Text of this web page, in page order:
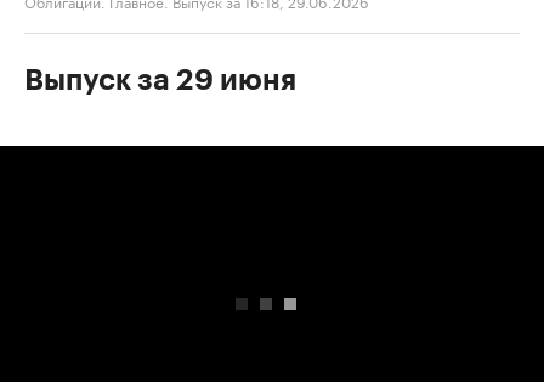
Выпуск за 29 июня